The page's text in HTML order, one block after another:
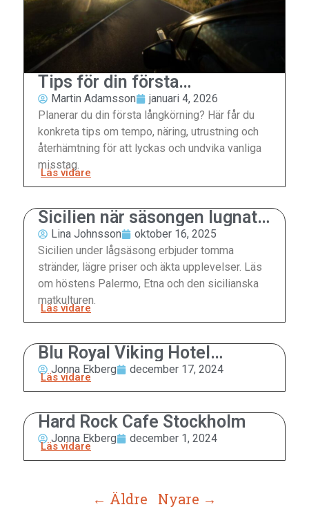
Tips för din första
långkörning
Martin Adamsson
januari 4, 2026
Planerar du din första långkörning? Här får du
konkreta tips om tempo, näring, utrustning och
återhämtning för att lyckas och undvika vanliga
misstag.
Läs vidare
Sicilien när säsongen lugnat
sigLina Johnsson
oktober 16, 2025
Sicilien under lågsäsong erbjuder tomma
stränder, lägre priser och äkta upplevelser. Läs
om höstens Palermo, Etna och den sicilianska
matkulturen.
Läs vidare
Blu Royal Viking Hotel
Stockholm
Jonna Ekberg december 17, 2024
Läs vidare
Hard Rock Cafe Stockholm
Jonna Ekberg december 1, 2024
Läs vidare
← Äldre Nyare →